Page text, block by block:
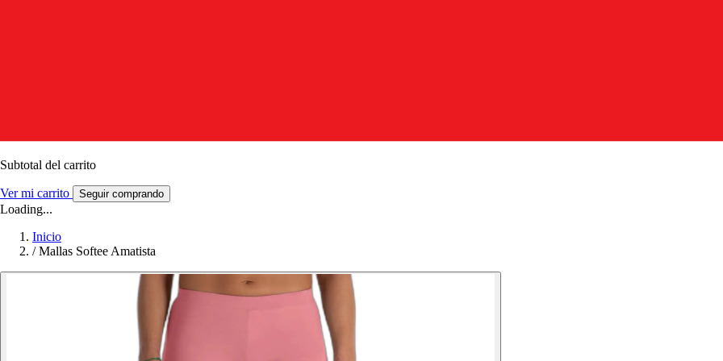
Subtotal del carrito
Ver mi carrito Seguir comprando
Loading...
Inicio
/ Mallas Softee Amatista